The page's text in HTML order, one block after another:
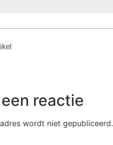
reactie
wordt niet gepubliceerd.